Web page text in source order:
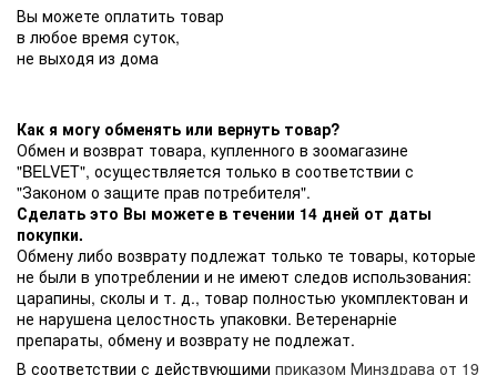
Вы можете оплатить товар
в любое время суток,
не выходя из дома
Как я могу обменять или вернуть товар?
Обмен и возврат товара, купленного в зоомагазине
"BELVET", осуществляется только в соответствии с
"Законом о защите прав потребителя".
Сделать это Вы можете в течении 14 дней от даты
покупки.
Обмену либо возврату подлежат только те товары, которые
не были в употреблении и не имеют следов использования:
царапины, сколы и т. д., товар полностью укомплектован и
не нарушена целостность упаковки. Ветеренарніе
препараты, обмену и возврату не подлежат.
В соответствии с действующими приказом Минздрава от 19